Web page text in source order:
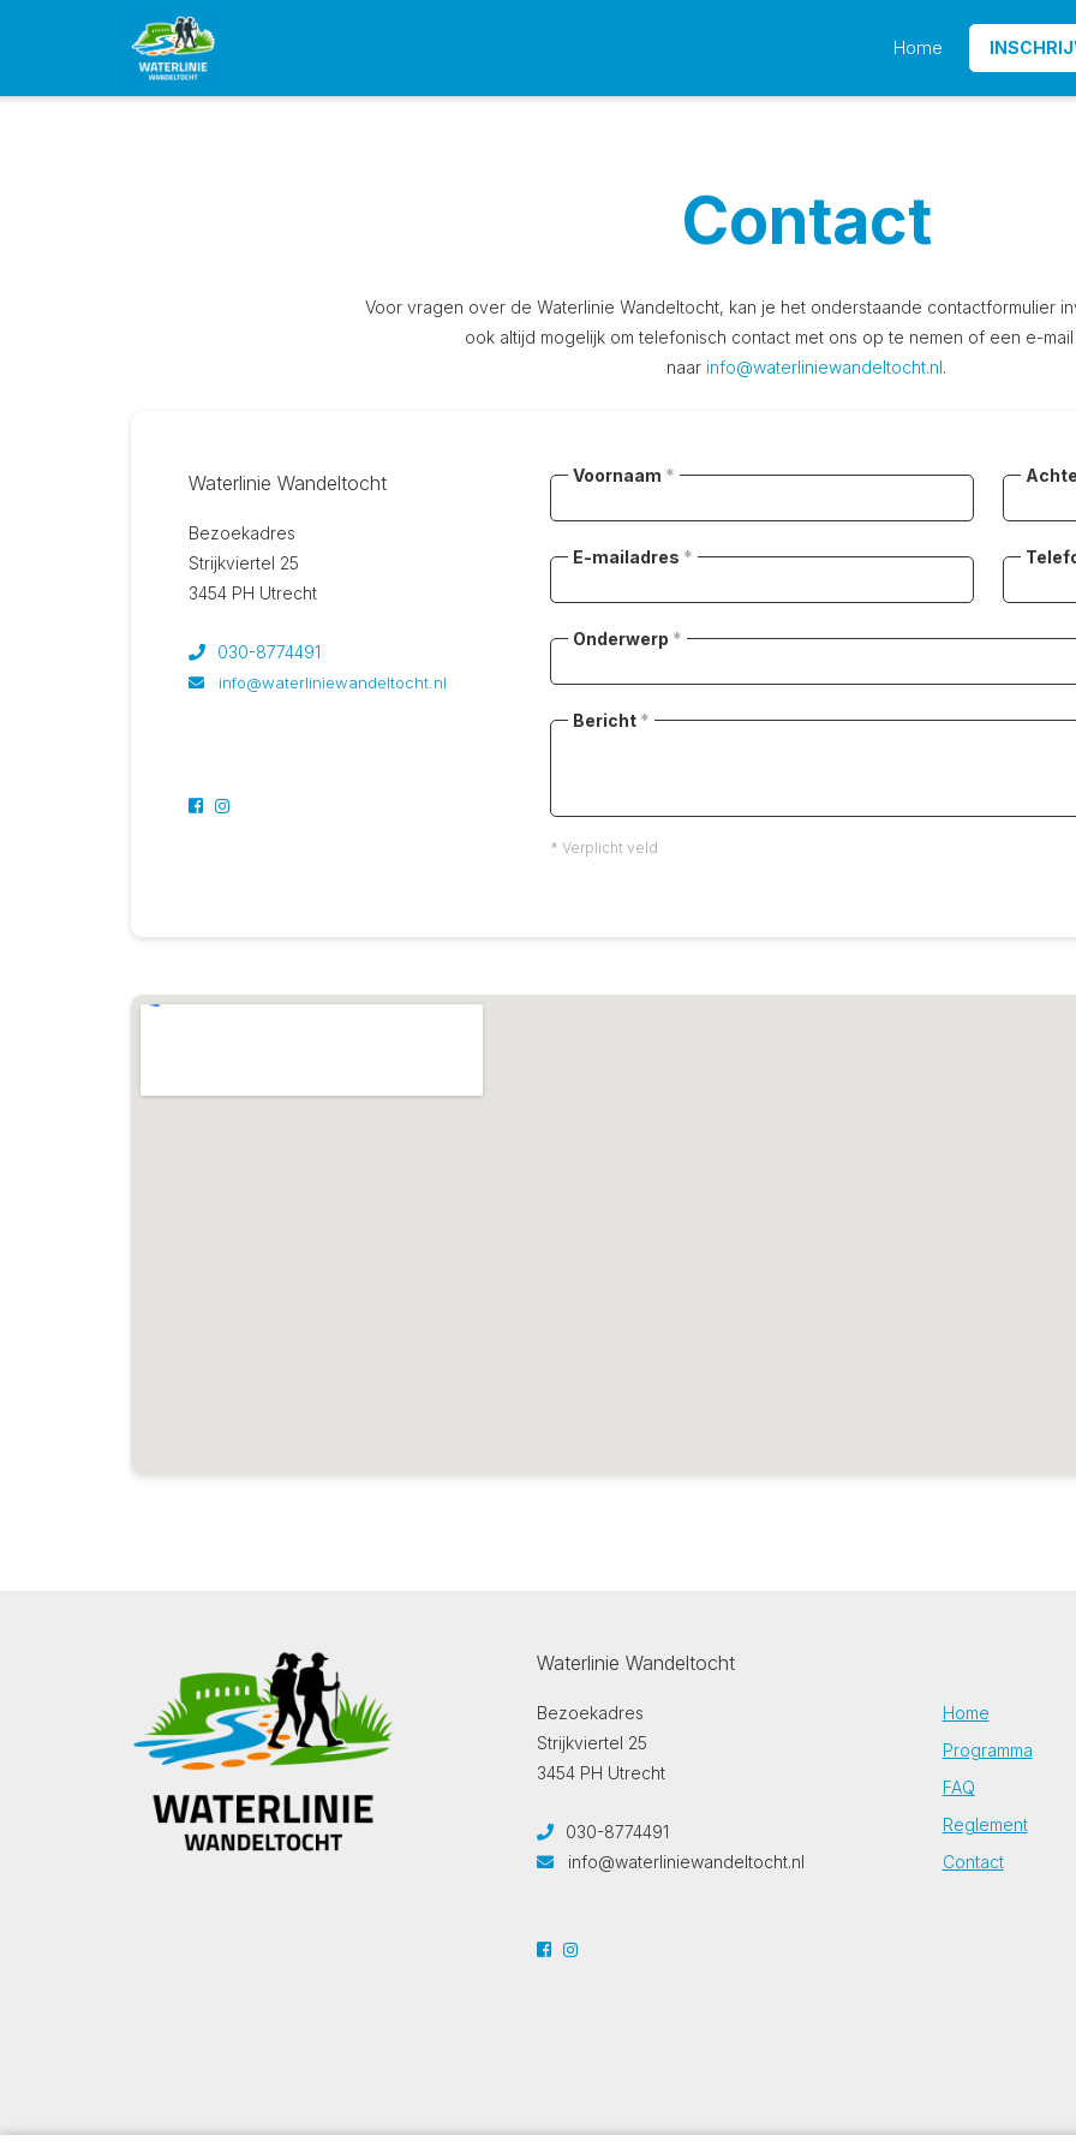
Home
Contact
Voor vragen over de Waterlinie Wandeltocht, kan je het onderstaande contactformulier
ook altijd mogelijk om telefonisch contact met ons op te nemen of een e-
naar info@waterliniewandeltocht.nl.
Waterlinie Wandeltocht
Bezoekadres
Strijkviertel 25
3454 PH Utrecht
030-8774491
info@waterliniewandeltocht.nl
Voornaam *
E-mailadres *
Onderwerp *
Bericht *
* Verplicht veld
Waterlinie Wandeltocht
Bezoekadres
Strijkviertel 25
3454 PH Utrecht
030-8774491
info@waterliniewandeltocht.nl
Home
Programma
FAQ
Reglement
Contact